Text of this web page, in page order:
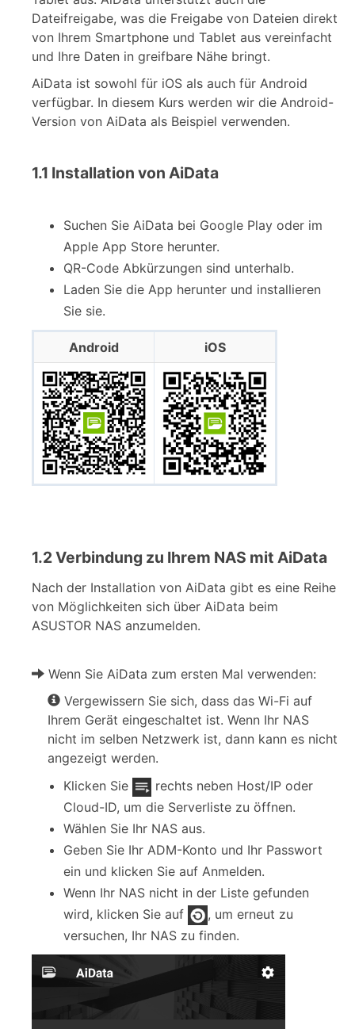
Dateifreigabe, was die Freigabe von Dateien direkt
von Ihrem Smartphone und Tablet aus vereinfacht
und Ihre Daten in greifbare Nähe bringt.
AiData ist sowohl für iOS als auch für Android
verfügbar. In diesem Kurs werden wir die Android-
Version von AiData als Beispiel verwenden.
1.1 Installation von AiData
Suchen Sie AiData bei Google Play oder im
Apple App Store herunter.
QR-Code Abkürzungen sind unterhalb.
Laden Sie die App herunter und installieren
Sie sie.
Android iOS
1.2 Verbindung zu Ihrem NAS mit AiData
Nach der Installation von AiData gibt es eine Reihe
von Möglichkeiten sich über AiData beim
ASUSTOR NAS anzumelden.
Wenn Sie AiData zum ersten Mal verwenden:
Vergewissern Sie sich, dass das Wi-Fi auf
Ihrem Gerät eingeschaltet ist. Wenn Ihr NAS
nicht im selben Netzwerk ist, dann kann es nicht
angezeigt werden.
Klicken Sie
rechts neben Host/IP oder
Cloud-ID, um die Serverliste zu öffnen.
Wählen Sie Ihr NAS aus.
Geben Sie Ihr ADM-Konto und Ihr Passwort
ein und klicken Sie auf Anmelden.
Wenn Ihr NAS nicht in der Liste gefunden
wird, klicken Sie auf
, um erneut zu
versuchen, Ihr NAS zu finden.